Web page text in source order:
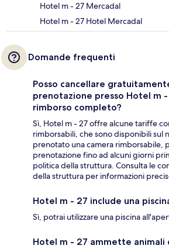
Hotel m - 27 Mercadal
Hotel m - 27 Hotel Mercadal
Domande frequenti
Posso cancellare
prenotazione presso Hotel m
rimborso completo?
Sì, Hotel m - 27 offre alcune tariffe
rimborsabili, che sono disponibili sul
prenotato una camera rimborsabile,
prenotazione fino ad alcuni giorni
politica della struttura. Consulta le
della struttura per informazioni
Hotel m - 27 include una
Sì, potrai utilizzare una piscina
Hotel m - 27 ammette animali